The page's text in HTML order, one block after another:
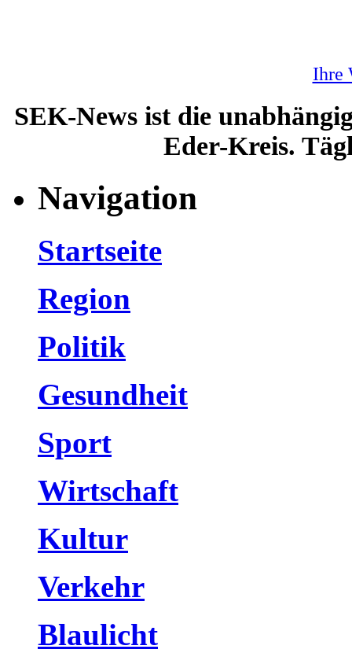
Ihre
SEK-News ist die
Eder-Kreis.
Navigation
Startseite
Region
Politik
Gesundheit
Sport
Wirtschaft
Kultur
Verkehr
Blaulicht